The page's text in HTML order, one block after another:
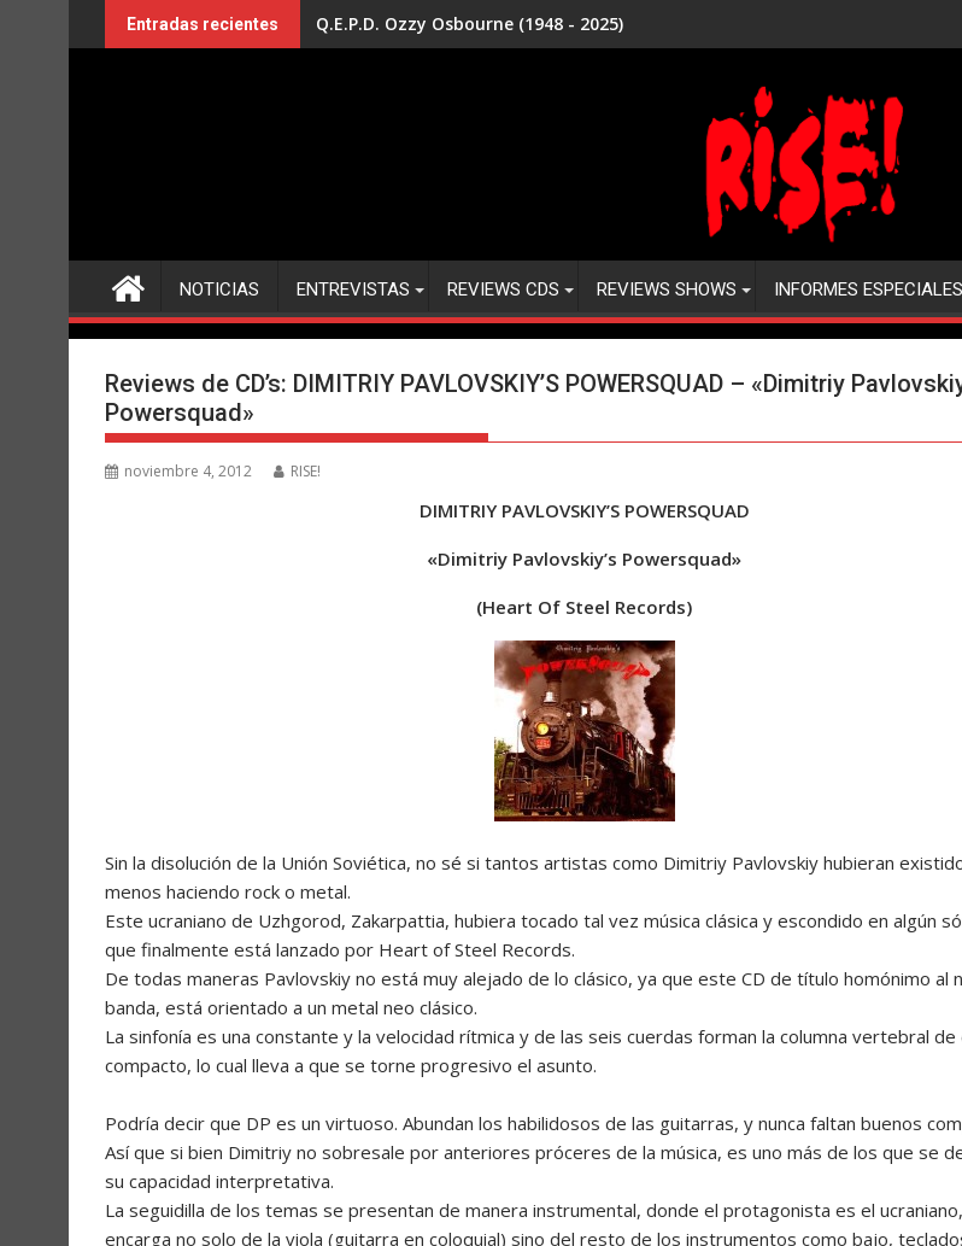
al
Entradas recientes Q.E.P.D. Ozzy Osbourne (1948 - 2025)
NOTICIAS ENTREVISTAS REVIEWS CDS REVIEWS SHOWS INFORMES ESPECIALES
Reviews de CD’s: DIMITRIY PAVLOVSKIY’S POWERSQUAD – «Dimitriy
Powersquad»
noviembre 4, 2012 RISE!
DIMITRIY PAVLOVSKIY’S POWERSQUAD
«Dimitriy Pavlovskiy’s Powersquad»
(Heart Of Steel Records)
Sin la disolución de la Unión Soviética, no sé si tantos artistas como Dimitriy Pavlovskiy hubieran
menos haciendo rock o metal.
Este ucraniano de Uzhgorod, Zakarpattia, hubiera tocado tal vez música clásica y escondido en algún
que finalmente está lanzado por Heart of Steel Records.
De todas maneras Pavlovskiy no está muy alejado de lo clásico, ya que este CD de título homónimo al
banda, está orientado a un metal neo clásico.
La sinfonía es una constante y la velocidad rítmica y de las seis cuerdas forman la columna vertebral
compacto, lo cual lleva a que se torne progresivo el asunto.
Podría decir que DP es un virtuoso. Abundan los habilidosos de las guitarras, y nunca faltan buenos
Así que si bien Dimitriy no sobresale por anteriores próceres de la música, es uno más de los que se
su capacidad interpretativa.
La seguidilla de los temas se presentan de manera instrumental, donde el protagonista es el
encarga no solo de la viola (guitarra en coloquial) sino del resto de los instrumentos como bajo,